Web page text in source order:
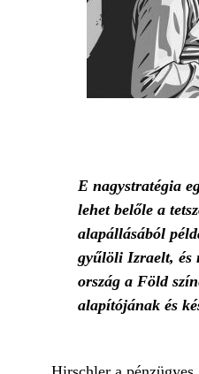
E nagystratégia
lehet belőle a
alapállásából
gyűlöli Izraelt, és
ország a Föld
alapítójának és